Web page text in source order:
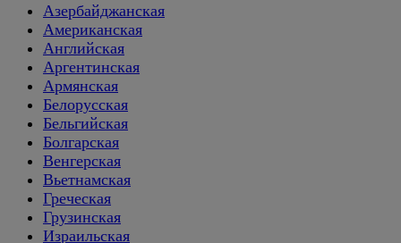
Азербайджанская
Американская
Английская
Аргентинская
Армянская
Белорусская
Бельгийская
Болгарская
Венгерская
Вьетнамская
Греческая
Грузинская
Израильская